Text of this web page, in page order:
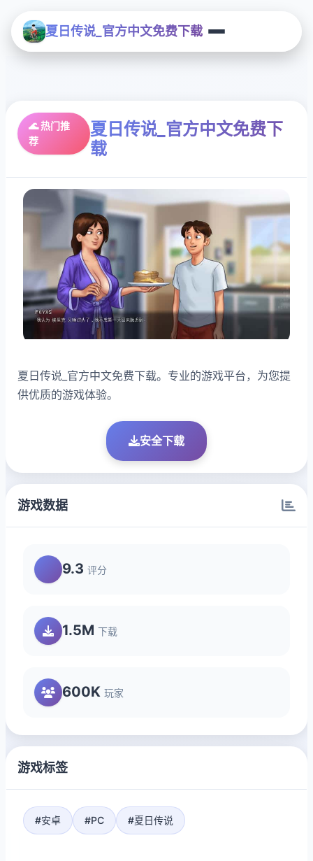
夏日传说_官方中文免费下载
🌊 热门推
荐
夏日传说_官方中文免费下
载
夏日传说_官方中文免费下载。专业的游戏平台，为您提
供优质的游戏体验。
安全下载
游戏数据
9.3 评分
1.5M 下载
600K 玩家
游戏标签
#安卓 #PC #夏日传说